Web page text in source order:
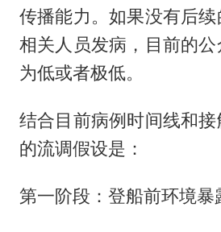
传播能力。如果没有后
相关人员发病，目前的
为低或者极低。
结合目前病例时间线和
的流调假设是：
第一阶段：登船前环境暴